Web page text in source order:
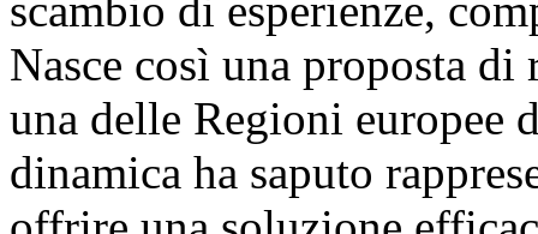
Nasce così una proposta
una delle Regioni europee
dinamica ha saputo